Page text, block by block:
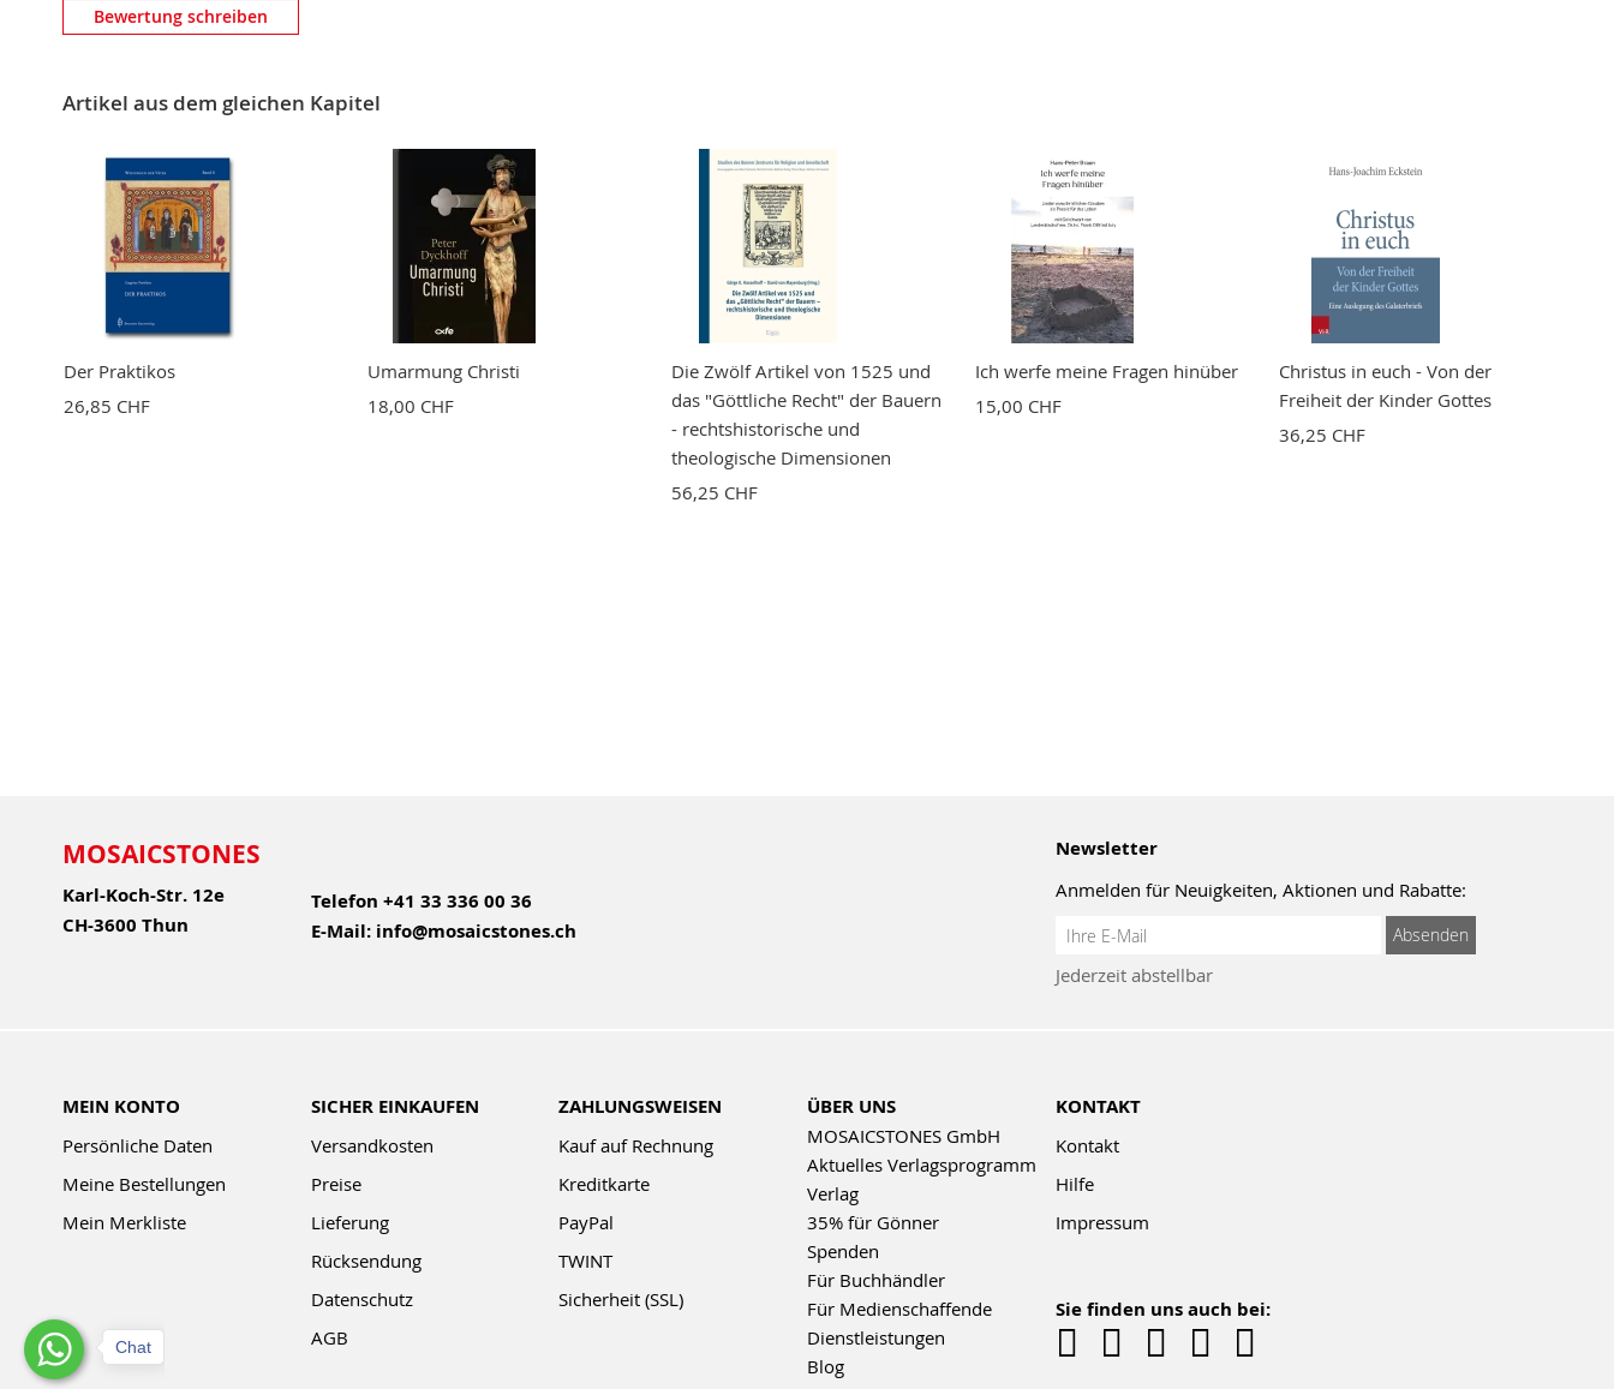
Eigene Bewertung schreiben
Bewertung
Bewertung schreiben
Artikel aus dem gleichen Kapitel
Der Praktikos
26,85 CHF
Umarmung Christi
18,00 CHF
Die Zwölf Artikel von 1525 und
das "Göttliche Recht" der Bauern
- rechtshistorische und
theologische Dimensionen
56,25 CHF
Ich werfe meine Fragen hinüber
15,00 CHF
Christus in euch - Von der
Freiheit der Kinder Gottes
36,25 CHF
MOSAICSTONES
Karl-Koch-Str. 12e
CH-3600 Thun
Telefon +41 33 336 00 36
E-Mail: info@mosaicstones.ch
Newsletter
Anmelden für Neuigkeiten, Aktionen und Rabatte:
Anmeldung
Newsletter:
Absenden
Jederzeit abstellbar
MEIN KONTO
Persönliche Daten
Meine Bestellungen
Mein Merkliste
SICHER EINKAUFEN
Versandkosten
Preise
Lieferung
Rücksendung
Datenschutz
AGB
ZAHLUNGSWEISEN
Kauf auf Rechnung
Kreditkarte
PayPal
TWINT
Sicherheit (SSL)
ÜBER UNS
MOSAICSTONES GmbH
Aktuelles Verlagsprogramm
Verlag
35% für Gönner
Spenden
Für Buchhändler
Für Medienschaffende
Dienstleistungen
Blog
KONTAKT
Kontakt
Hilfe
Impressum
Sie finden uns auch bei:
Chat